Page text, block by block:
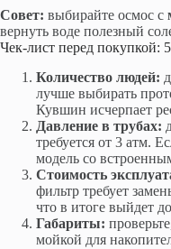
Совет: выбирайте осмос с
вернуть воде полезный
Чек-лист перед покупкой:
Количество людей:
лучше выбирать
Кувшин исчерпает
Давление в трубах:
требуется от 3 атм.
модель со
Стоимость
фильтр требует
что в итоге выйдет
Габариты:
мойкой для